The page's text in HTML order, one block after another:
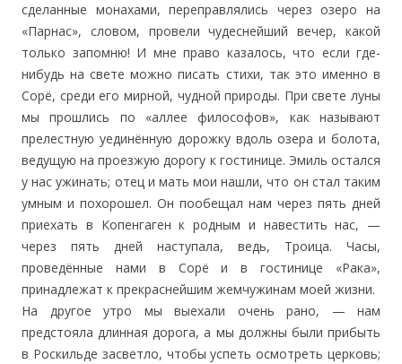
сделанные монахами, переправлялись через озеро на
«Парнас», словом, провели чудеснейший вечер, какой
только запомню! И мне право казалось, что если где-
нибудь на свете можно писать стихи, так это именно в
Сорё, среди его мирной, чудной природы. При свете луны
мы прошлись по «аллее философов», как называют
прелестную уединённую дорожку вдоль озера и болота,
ведущую на проезжую дорогу к гостинице. Эмиль остался
у нас ужинать; отец и мать мои нашли, что он стал таким
умным и похорошел. Он пообещал нам через пять дней
приехать в Копенгаген к родным и навестить нас, —
через пять дней наступала, ведь, Троица. Часы,
проведённые нами в Сорё и в гостинице «Рака»,
принадлежат к прекраснейшим жемчужинам моей жизни.
На другое утро мы выехали очень рано, — нам
предстояла длинная дорога, а мы должны были прибыть
в Роскильде засветло, чтобы успеть осмотреть церковь;